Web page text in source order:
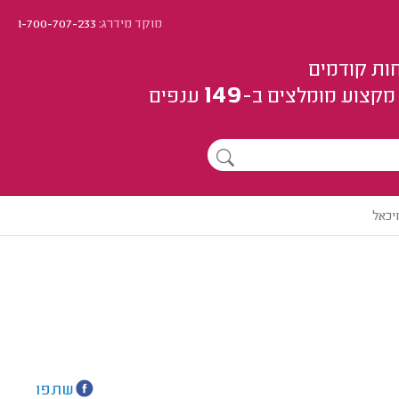
מוקד מידרג:1-700-707-233
קודמים
מקצוע מומלצים ב-149 ענפים
שתפו